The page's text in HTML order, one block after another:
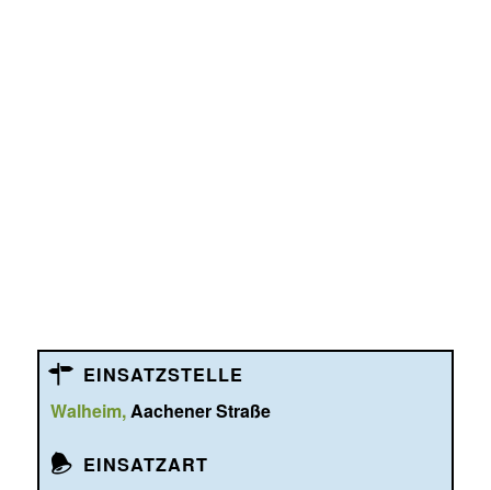
EINSATZSTELLE
Walheim,Aachener Straße
EINSATZART